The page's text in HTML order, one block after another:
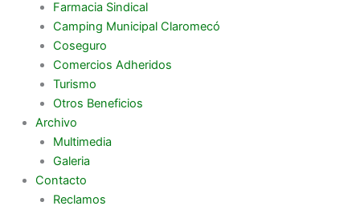
Farmacia Sindical
Camping Municipal Claromecó
Coseguro
Comercios Adheridos
Turismo
Otros Beneficios
Archivo
Multimedia
Galeria
Contacto
Reclamos